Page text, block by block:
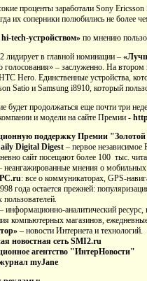
проценты заработали Sony
их соперники полюбились не более
tech-устройством» по мнению
лидирует в главной номинации –
голосования» – заслуженно. На
Hero. Единственные устройства,
Satio и Samsung i8910, который
будет продолжаться еще почти три
и модели на сайте Премии -
поддержку Премии "Золотой
Digital Digest – первое
сайт посещают более 100 тыс.
неангажированные мнения о
: все о коммуникаторах, GPS-
года остается прежней:
пользователей.
– информационно-аналитический
компьютерных магазинов,
– новости Интернета и технологий.
новостная сеть SMI2.ru
агентство "ИнтерНовости"
myJane